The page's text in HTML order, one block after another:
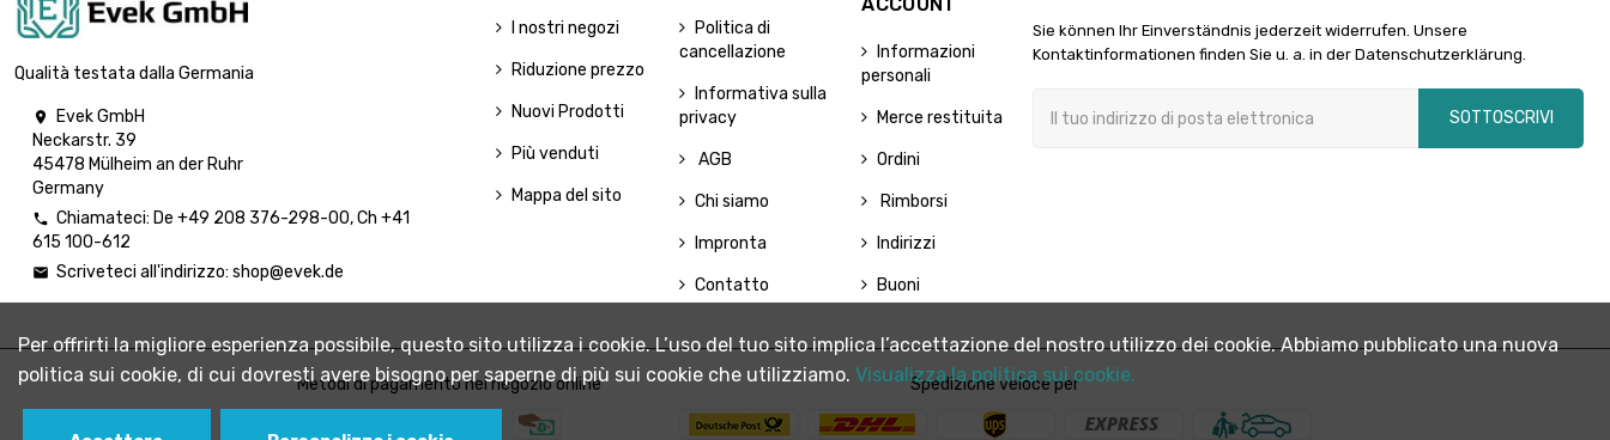
Qualità testata dalla Germania

Evek GmbH
Neckarstr. 39
45478 Mülheim an der Ruhr
Germany
 Chiamateci: De +49 208 376-298-00, Ch +41
615 100-612
 Scriveteci all'indirizzo: shop@evek.de
I nostri negozi
Riduzione prezzo
Nuovi Prodotti
Più venduti
Mappa del sito
Politica di
cancellazione
Informativa sulla
privacy
AGB
Chi siamo
Impronta
Contatto
Informazioni
personali
Merce restituita
Ordini
Rimborsi
Indirizzi
Buoni
Sie können Ihr Einverständnis jederzeit widerrufen. Unsere
Kontaktinformationen finden Sie u. a. in der Datenschutzerklärung.
SOTTOSCRIVI
Metodi di pagamento nel negozio online Spedizione veloce per
Per offrirti la migliore esperienza possibile, questo sito utilizza i cookie. L’uso del tuo sito implica l’accettazione del nostro utilizzo dei cookie. Abbiamo pubblicato una nuova
politica sui cookie, di cui dovresti avere bisogno per saperne di più sui cookie che utilizziamo. Visualizza la politica sui cookie.